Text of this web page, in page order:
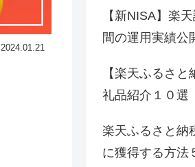
2024.01.21
【新NISA】楽
間の運用実績公
【楽天ふるさ
礼品紹介１０選
楽天ふるさと納
に獲得する方法